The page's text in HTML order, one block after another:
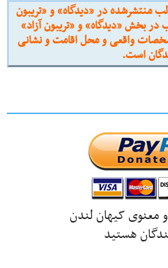
منتشرشده در «دیدگاه» و «تریبون
بخش «دیدگاه» و «تریبون آزاد»
واقعی و محل اقامت و نشانی
است.
معنوی کیهان لندن
هستید